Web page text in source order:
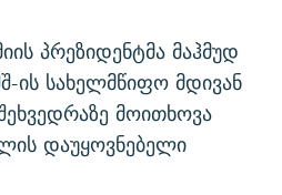
პრეზიდენტმა მაჰმუდ
ის სახელმწიფო მდივან
მოითხოვა
დაუყოვნებელი